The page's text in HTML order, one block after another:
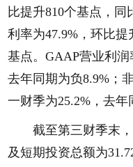
比提升810个基点，同
利率为47.9%，环比提
基点。GAAP营业利润
去年同期为负8.9%；
一财季为25.2%，去年
截至第三财季末，
及短期投资总额为